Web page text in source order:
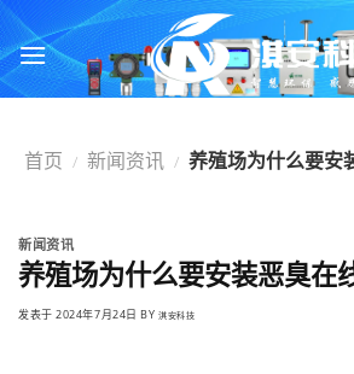
跳
转
到
内
首页 / 新闻资讯 / 养殖场为什么要安
新闻资讯
养殖场为什么要安装恶臭在
发表于2024年7月24日 BY淇安科技